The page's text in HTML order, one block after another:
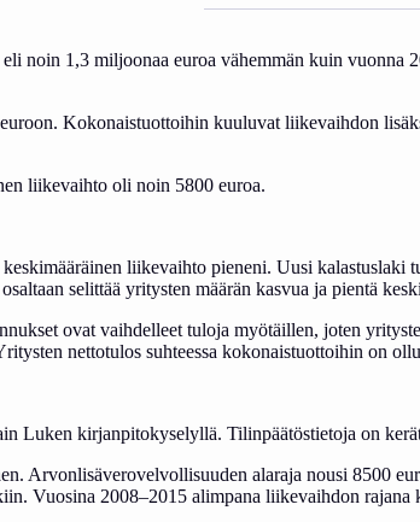
noin 1,3 miljoonaa euroa vähemmän kuin vuonna
Kokonaistuottoihin kuuluvat liikevaihdon
liikevaihto oli noin 5800 euroa.
liikevaihto pieneni. Uusi kalastuslaki
selittää yritysten määrän kasvua ja pientä
ovat vaihdelleet tuloja myötäillen, joten
nettotulos suhteessa kokonaistuottoihin on
Luken kirjanpitokyselyllä. Tilinpäätöstietoja on
Arvonlisäverovelvollisuuden alaraja nousi 8500
Vuosina 2008–2015 alimpana liikevaihdon rajana